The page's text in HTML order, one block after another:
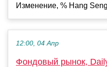
Изменение, % Hang
12:00, 04 Апр
Фондовый рынок,